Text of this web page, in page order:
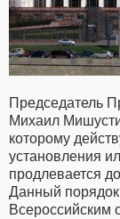
Председатель
Михаил
которому
установления
продлевается
Данный
Всероссийским